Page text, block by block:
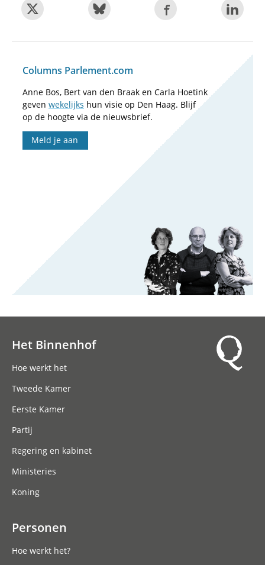
Columns Parlement.com
Anne Bos, Bert van den Braak en Carla Hoetink
geven wekelijks hun visie op Den Haag. Blijf
op de hoogte via de nieuwsbrief.
Meld je aan
Het Binnenhof
Hoe werkt het
Tweede Kamer
Eerste Kamer
Partij
Regering en kabinet
Ministeries
Koning
Personen
Hoe werkt het?